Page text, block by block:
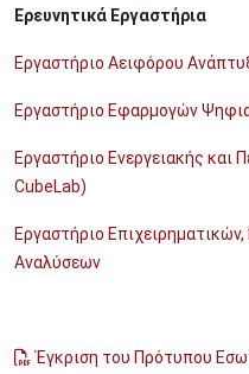
Ερευνητικά Εργαστήρια
Εργαστήριο Αειφόρου
Εργαστήριο Εφαρμογών
Εργαστήριο Ενεργειακής και
CubeLab)
Εργαστήριο
Αναλύσεων
Έγκριση του Πρότυπου